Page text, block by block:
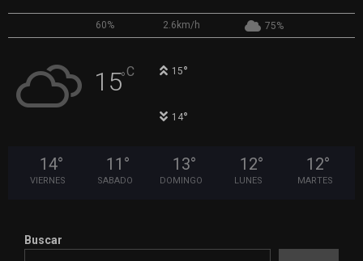
60% 2.6km/h 75%
15°C 15°
14°
14°
VIERNES
11 °
SABADO
13°
DOMINGO
12°
LUNES
12°
MARTES
Buscar